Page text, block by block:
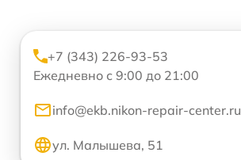
+7 (343) 226-93-53
Ежедневно с 9:00 до 21:00
info@ekb.nikon-repair-center.ru
ул. Малышева, 51